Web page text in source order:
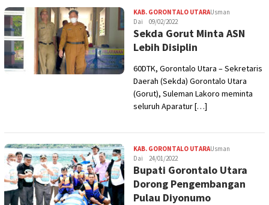
KAB. GORONTALO UTARAUsman
Dai
09/02/2022
Sekda Gorut Minta ASN
Lebih Disiplin
60DTK, Gorontalo Utara – Sekretaris
Daerah (Sekda) Gorontalo Utara
(Gorut), Suleman Lakoro meminta
seluruh Aparatur […]
KAB. GORONTALO UTARAUsman
Dai
24/01/2022
Bupati Gorontalo Utara
Dorong Pengembangan
Pulau Diyonumo